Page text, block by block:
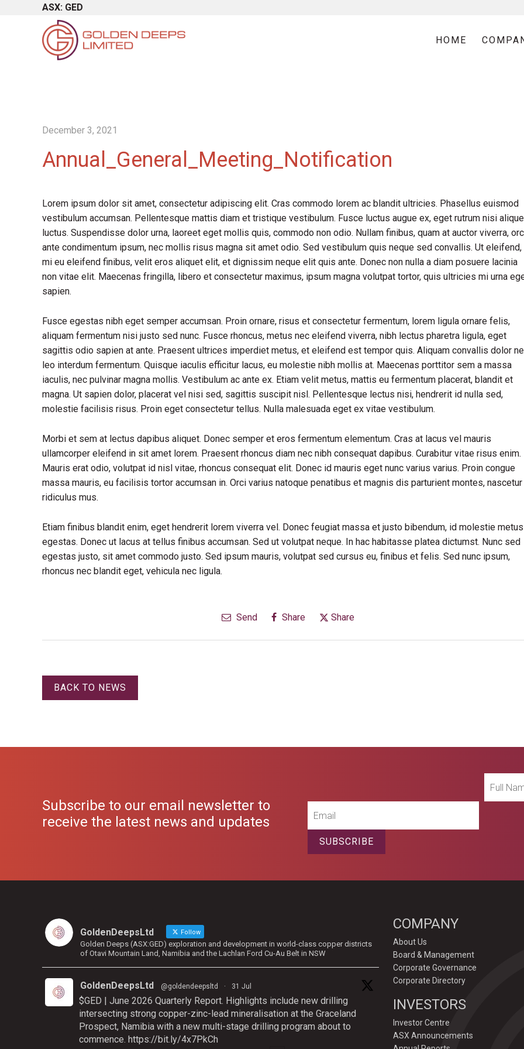
ASX: GED
HOME
December 3, 2021
Annual_General_Meeting_Notification
Lorem ipsum dolor sit amet, consectetur adipiscing elit. Cras commodo lorem ac blandit ultricies. Phasellus euismod
vestibulum accumsan. Pellentesque mattis diam et tristique vestibulum. Fusce luctus augue ex, eget rutrum nisi
luctus. Suspendisse dolor urna, laoreet eget mollis quis, commodo non odio. Nullam finibus, quam at auctor viverra,
ante condimentum ipsum, nec mollis risus magna sit amet odio. Sed vestibulum quis neque sed convallis. Ut eleifend,
mi eu eleifend finibus, velit eros aliquet elit, et dignissim neque elit quis ante. Donec non nulla a diam posuere lacinia
non vitae elit. Maecenas fringilla, libero et consectetur maximus, ipsum magna volutpat tortor, quis ultricies mi urna
sapien.
Fusce egestas nibh eget semper accumsan. Proin ornare, risus et consectetur fermentum, lorem ligula ornare felis,
aliquam fermentum nisi justo sed nunc. Fusce rhoncus, metus nec eleifend viverra, nibh lectus pharetra ligula, eget
sagittis odio sapien at ante. Praesent ultrices imperdiet metus, et eleifend est tempor quis. Aliquam convallis dolor
leo interdum fermentum. Quisque iaculis efficitur lacus, eu molestie nibh mollis at. Maecenas porttitor sem a massa
iaculis, nec pulvinar magna mollis. Vestibulum ac ante ex. Etiam velit metus, mattis eu fermentum placerat, blandit et
magna. Ut sapien dolor, placerat vel nisi sed, sagittis suscipit nisl. Pellentesque lectus nisi, hendrerit id nulla sed,
molestie facilisis risus. Proin eget consectetur tellus. Nulla malesuada eget ex vitae vestibulum.
Morbi et sem at lectus dapibus aliquet. Donec semper et eros fermentum elementum. Cras at lacus vel mauris
ullamcorper eleifend in sit amet lorem. Praesent rhoncus diam nec nibh consequat dapibus. Curabitur vitae risus enim.
Mauris erat odio, volutpat id nisl vitae, rhoncus consequat elit. Donec id mauris eget nunc varius varius. Proin congue
massa mauris, eu facilisis tortor accumsan in. Orci varius natoque penatibus et magnis dis parturient montes, nascetur
ridiculus mus.
Etiam finibus blandit enim, eget hendrerit lorem viverra vel. Donec feugiat massa et justo bibendum, id molestie metus
egestas. Donec ut lacus at tellus finibus accumsan. Sed ut volutpat neque. In hac habitasse platea dictumst. Nunc sed
egestas justo, sit amet commodo justo. Sed ipsum mauris, volutpat sed cursus eu, finibus et felis. Sed nunc ipsum,
rhoncus nec blandit eget, vehicula nec ligula.
Send Share Share
BACK TO NEWS
Subscribe to our email newsletter to
receive the latest news and updates
Name
SUBSCRIBE
GoldenDeepsLtd Follow
Golden Deeps (ASX:GED) exploration and development in world-class copper districts
of Otavi Mountain Land, Namibia and the Lachlan Ford Cu-Au Belt in NSW
GoldenDeepsLtd @goldendeepsltd · 31 Jul
$GED | June 2026 Quarterly Report. Highlights include new drilling
intersecting strong copper-zinc-lead mineralisation at the Graceland
Prospect, Namibia with a new multi-stage drilling program about to
commence. https://bit.ly/4x7PkCh
COMPANY
About Us
Board & Management
Corporate Governance
Corporate Directory
INVESTORS
Investor Centre
ASX Announcements